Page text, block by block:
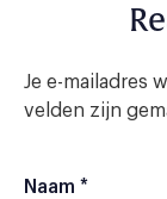
Je e-mailadres
velden zijn
Naam *